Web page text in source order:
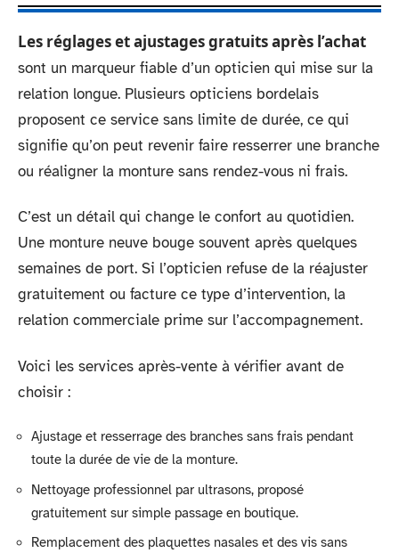
Les réglages et ajustages gratuits après l’achat
sont un marqueur fiable d’un opticien qui mise sur la
relation longue. Plusieurs opticiens bordelais
proposent ce service sans limite de durée, ce qui
signifie qu’on peut revenir faire resserrer une branche
ou réaligner la monture sans rendez-vous ni frais.
C’est un détail qui change le confort au quotidien.
Une monture neuve bouge souvent après quelques
semaines de port. Si l’opticien refuse de la réajuster
gratuitement ou facture ce type d’intervention, la
relation commerciale prime sur l’accompagnement.
Voici les services après-vente à vérifier avant de
choisir :
Ajustage et resserrage des branches sans frais pendant
toute la durée de vie de la monture.
Nettoyage professionnel par ultrasons, proposé
gratuitement sur simple passage en boutique.
Remplacement des plaquettes nasales et des vis sans